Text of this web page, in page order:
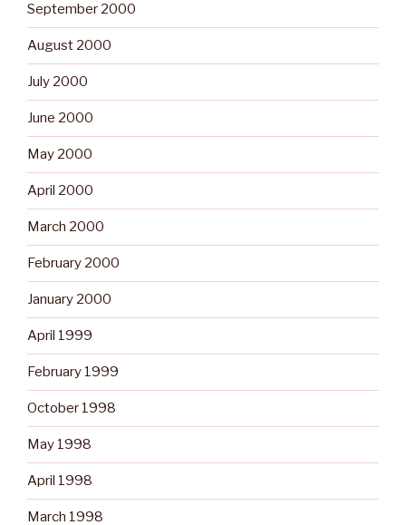
September 2000
August 2000
July 2000
June 2000
May 2000
April 2000
March 2000
February 2000
January 2000
April 1999
February 1999
October 1998
May 1998
April 1998
March 1998